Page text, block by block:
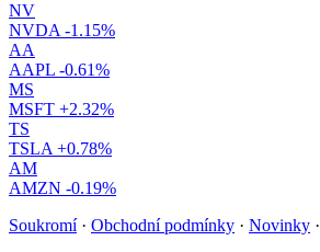
NV
NVDA -1.15%
AA
AAPL -0.61%
MS
MSFT +2.32%
TS
TSLA +0.78%
AM
AMZN -0.19%
Soukromí · Obchodní podmínky · Novinky ·